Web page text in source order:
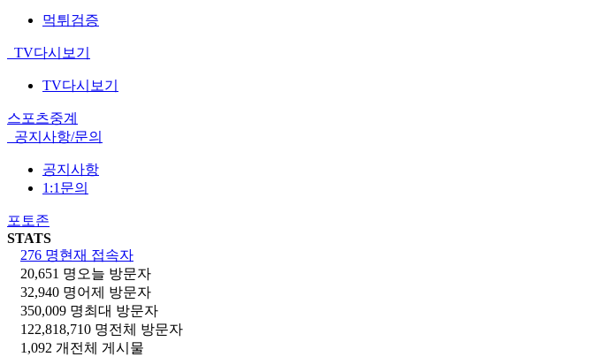
먹튀검증
TV다시보기
TV다시보기
스포츠중계
공지사항/문의
공지사항
1:1문의
포토존
STATS
276 명현재 접속자
20,651 명 오늘 방문자
32,940 명어제 방문자
350,009 명최대 방문자
122,818,710 명전체 방문자
1,092 개 전체 게시물